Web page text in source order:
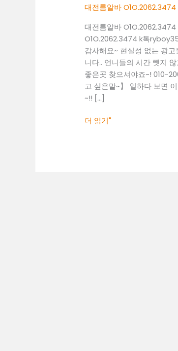
대전룸알바
대전룸알바
O1O.2062.3474 k톡
감사해요~ 현실성 없는 광
니다.. 언니들의 시간 뺏지
좋은곳 찾으셔야죠~! 010-
고 싶은말~】 일하다 보면
~!! […]
톡
ryboy3500
논
산
시
유
흥
알
논
더 읽기"